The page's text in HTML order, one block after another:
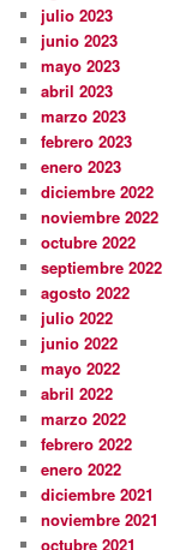
julio 2023
junio 2023
mayo 2023
abril 2023
marzo 2023
febrero 2023
enero 2023
diciembre 2022
noviembre 2022
octubre 2022
septiembre 2022
agosto 2022
julio 2022
junio 2022
mayo 2022
abril 2022
marzo 2022
febrero 2022
enero 2022
diciembre 2021
noviembre 2021
octubre 2021